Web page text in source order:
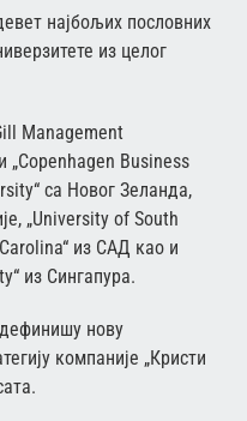
најбољих пословних
из целог
Management
„Copenhagen Business
са Новог Зеланда,
„University of South
из САД као и
из Сингапура.
нову
компаније „Кристи